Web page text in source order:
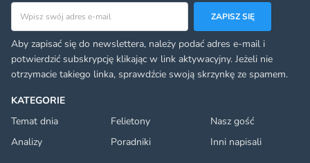
KATEGORIE
Temat dnia
Felietony
Nasz gość
Analizy
Poradniki
Inni napisali
Adres email
ZAPISZ SIĘ
Aby zapisać się do newslettera, należy podać adres e-mail i
potwierdzić subskrypcję klikając w link aktywacyjny. Jeżeli nie
otrzymacie takiego linka, sprawdźcie swoją skrzynkę ze spamem.